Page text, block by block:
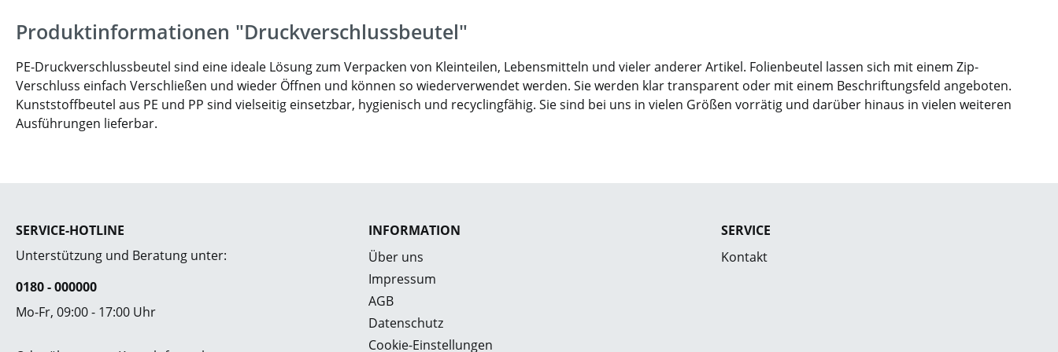
Produktinformationen "Druckverschlussbeutel"
PE-Druckverschlussbeutel sind eine ideale Lösung zum Verpacken von Kleinteilen, Lebensmitteln und vieler anderer Artikel. Folienbeutel lassen sich mit einem Zip-
Verschluss einfach Verschließen und wieder Öffnen und können so wiederverwendet werden. Sie werden klar transparent oder mit einem Beschriftungsfeld angeboten.
Kunststoffbeutel aus PE und PP sind vielseitig einsetzbar, hygienisch und recyclingfähig. Sie sind bei uns in vielen Größen vorrätig und darüber hinaus in vielen weiteren
Ausführungen lieferbar.
SERVICE-HOTLINE
Unterstützung und Beratung unter:
0180 - 000000
Mo-Fr, 09:00 - 17:00 Uhr
INFORMATION
Über uns
Impressum
AGB
Datenschutz
Cookie-Einstellungen
SERVICE
Kontakt